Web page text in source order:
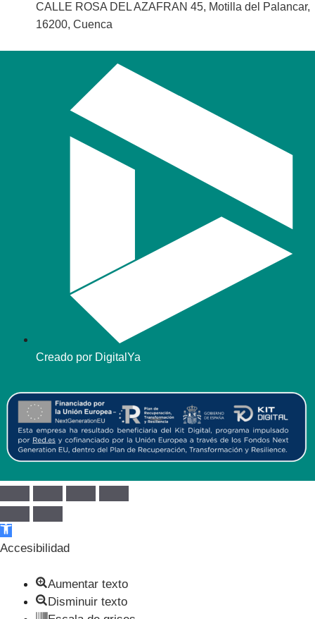
CALLE ROSA DEL AZAFRAN 45, Motilla del Palancar,
16200, Cuenca
Creado por DigitalYa
Abrir barra de herramientas
Accesibilidad
Aumentar texto
Disminuir texto